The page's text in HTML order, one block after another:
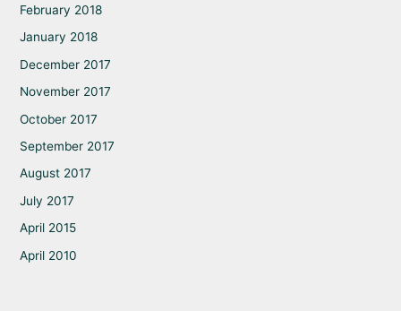
February 2018
January 2018
December 2017
November 2017
October 2017
September 2017
August 2017
July 2017
April 2015
April 2010